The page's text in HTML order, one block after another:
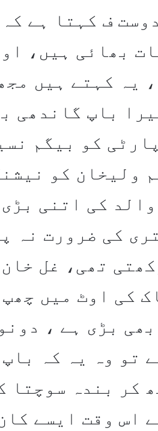
ف کہتا ہے
بھائی ہیں،
یہ کہتے ہیں
باپ گاندھی
کو بیگم
ولیخان کو
کی اتنی
کی ضرورت نہ
تھی، غل
کی اوٹ میں
بڑی ہے ،
تو وہ یہ کہ
کر بندہ سوچتا
اس وقت ایسے